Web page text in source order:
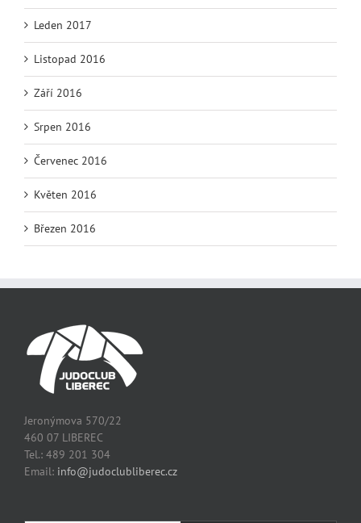
Leden 2017
Listopad 2016
Září 2016
Srpen 2016
Červenec 2016
Květen 2016
Březen 2016
Jeronýmova 570/22
460 07 LIBEREC
Tel.: 489 201 304
Email: info@judoclubliberec.cz